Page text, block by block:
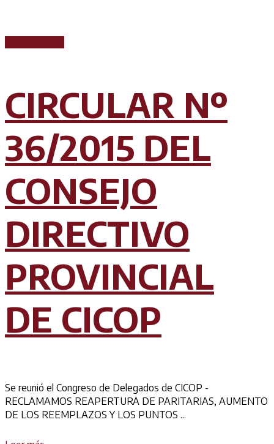
CIRCULAR Nº
36/2015 DEL
CONSEJO
DIRECTIVO
PROVINCIAL
DE CICOP
Se reunió el Congreso de Delegados de CICOP -
RECLAMAMOS REAPERTURA DE PARITARIAS, AUMENTO
DE LOS REEMPLAZOS Y LOS PUNTOS ...